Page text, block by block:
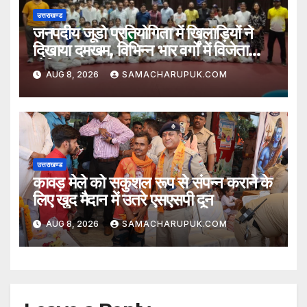
उत्तराखण्ड
जनपदीय जूडो प्रतियोगिता में खिलाड़ियों ने
दिखाया दमखम, विभिन्न भार वर्गों में विजेता
घोषित
AUG 8, 2026 SAMACHARUPUK.COM
उत्तराखण्ड
कावड़ मेले को सकुशल रूप से संपन्न कराने के
लिए खुद मैदान में उतरे एसएसपी दून
AUG 8, 2026 SAMACHARUPUK.COM